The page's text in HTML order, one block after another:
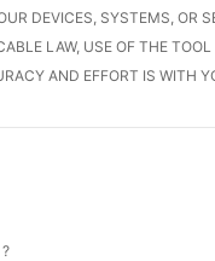
DEVICES, SYSTEMS, OR
LAW, USE OF THE
AND EFFORT IS WITH